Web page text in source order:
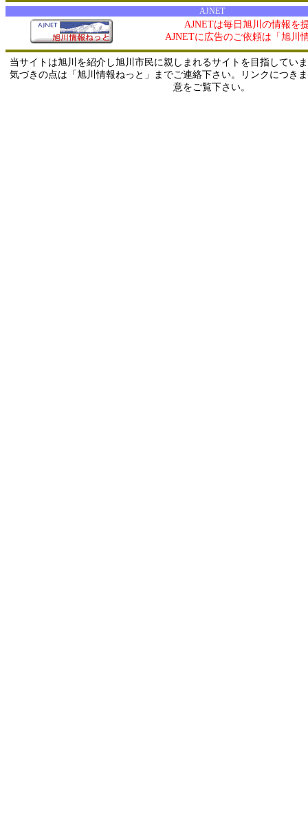
AJNET
AJNETは毎日旭川の情報を
AJNETに広告のご依頼は「旭川
当サイトは旭川を紹介し旭川市民に親しまれるサイトを目指してい
気づきの点は「旭川情報ねっと」までご連絡下さい。リンクにつき
意をご覧下さい。